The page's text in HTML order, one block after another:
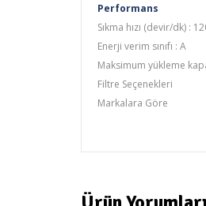
Performans
Sıkma hızı (devir/dk) :
Enerji verim sınıfı : A
Maksimum yükleme
Filtre Seçenekleri
Markalara Göre